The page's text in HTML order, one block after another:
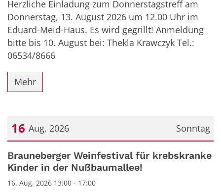
Herzliche Einladung zum Donnerstagstreff am
Donnerstag, 13. August 2026 um 12.00 Uhr im
Eduard-Meid-Haus. Es wird gegrillt! Anmeldung
bitte bis 10. August bei: Thekla Krawczyk Tel.:
06534/8666
Mehr
Sonntag
16 Aug. 2026
Datum: 16. August 2026
Brauneberger Weinfestival für krebskranke
Kinder in der Nußbaumallee!
16. Aug. 2026 13:00 - 17:00